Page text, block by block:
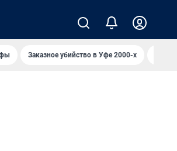
Заказное убийство в Уфе 2000-х